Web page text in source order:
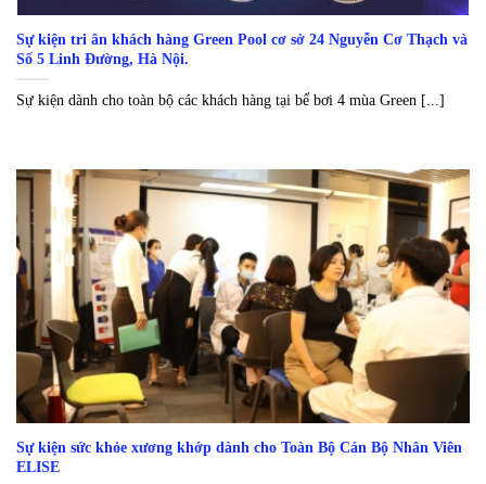
Sự kiện tri ân khách hàng Green Pool cơ sở 24 Nguyễn Cơ Thạch và
Số 5 Linh Đường, Hà Nội.
Sự kiện dành cho toàn bộ các khách hàng tại bể bơi 4 mùa Green [...]
Sự kiện sức khỏe xương khớp dành cho Toàn Bộ Cán Bộ Nhân Viên
ELISE